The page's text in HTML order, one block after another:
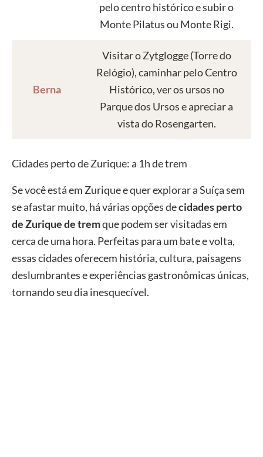
pelo centro histórico e subir o
Monte Pilatus ou Monte Rigi.
Berna
Visitar o Zytglogge (Torre do
Relógio), caminhar pelo Centro
Histórico, ver os ursos no
Parque dos Ursos e apreciar a
vista do Rosengarten.
Cidades perto de Zurique: a 1h de trem
Se você está em Zurique e quer explorar a Suíça sem
se afastar muito, há várias opções decidades perto
de Zurique de tremque podem ser visitadas em
cerca de uma hora. Perfeitas para um bate e volta,
essas cidades oferecem história, cultura, paisagens
deslumbrantes e experiências gastronômicas únicas,
tornando seu dia inesquecível.